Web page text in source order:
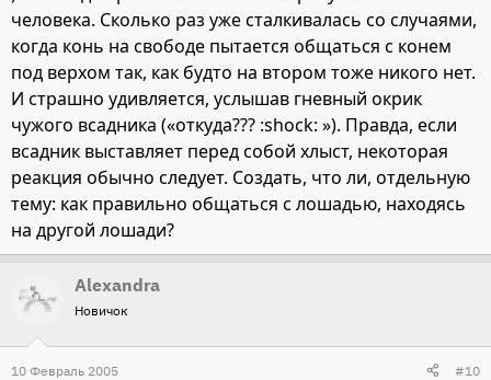
человека. Сколько раз уже сталкивалась со случаями,
когда конь на свободе пытается общаться с конем
под верхом так, как будто на втором тоже никого нет.
И страшно удивляется, услышав гневный окрик
чужого всадника («откуда??? :shock: »). Правда, если
всадник выставляет перед собой хлыст, некоторая
реакция обычно следует. Создать, что ли, отдельную
тему: как правильно общаться с лошадью, находясь
на другой лошади?
Alexandra
Новичок
10 Февраль 2005 #10